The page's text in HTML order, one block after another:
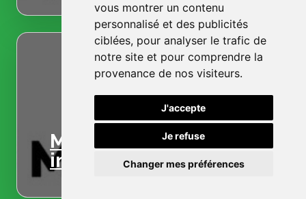
vous montrer un contenu
personnalisé et des publicités
ciblées, pour analyser le trafic de
notre site et pour comprendre la
provenance de nos visiteurs.
J'accepte
Je refuse
Changer mes préférences
Menuiserie
intérieure